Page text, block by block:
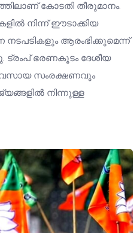
കോടതി തീരുമാനം.
നിന്ന് ഈടാക്കിയ
ആരംഭിക്കുമെന്ന്
ട്രംപ് ഭരണകൂടം ദേശീയ
സംരക്ഷണവും
നിന്നുള്ള